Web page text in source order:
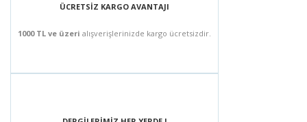
ÜCRETSİZ KARGO AVANTAJI
1000 TL ve üzeri alışverişlerinizde kargo ücretsizdir.